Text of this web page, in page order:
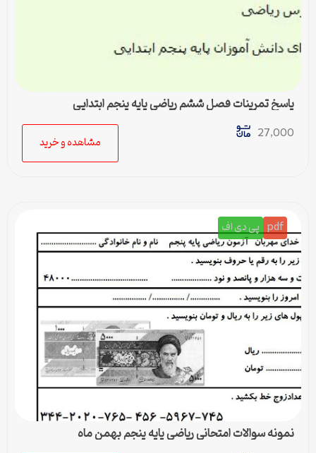
پاسخ تمرینات فصل ششم ریاضی پایه پنجم ابتدایی
27,000
مشاهده و خرید
pdf پی دی اف
نمونه سوالات امتحانی ریاضی پایه پنجم بهمن ماه